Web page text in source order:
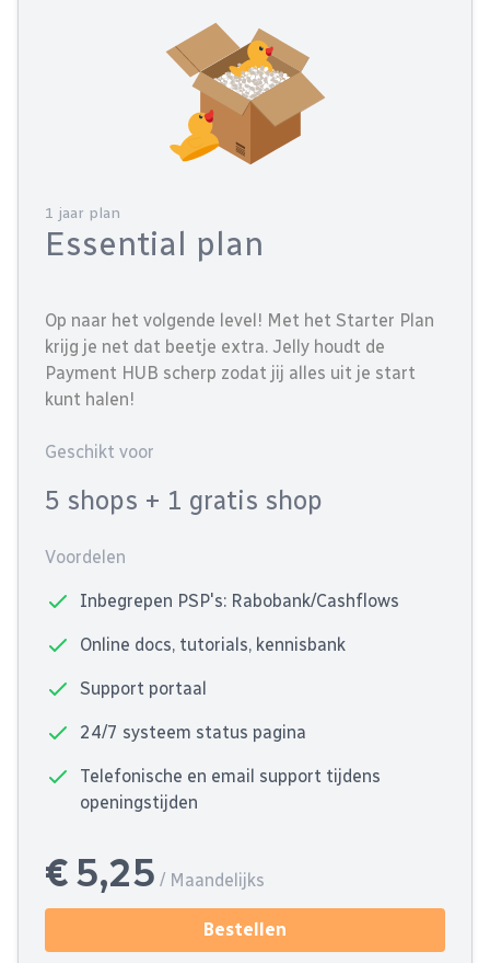
1 jaar plan
Essential plan
Op naar het volgende level! Met het Starter Plan
krijg je net dat beetje extra. Jelly houdt de
Payment HUB scherp zodat jij alles uit je start
kunt halen!
Geschikt voor
5 shops + 1 gratis shop
Voordelen
Inbegrepen PSP's: Rabobank/Cashflows
Online docs, tutorials, kennisbank
Support portaal
24/7 systeem status pagina
Telefonische en email support tijdens
openingstijden
€ 5,25 / Maandelijks
Bestellen